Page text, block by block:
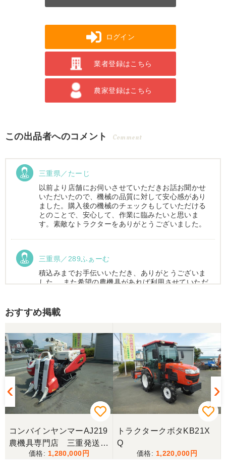
ログイン
業者登録はこちら
農家登録はこちら
この出品者へのコメント Comment
三重県／たーじ
以前より店舗にお伺いさせていただきお話お聞かせ
いただいたので、機械の品質に対して安心感があり
ました。購入後の機械のチェックもしていただける
とのことで、安心して、作業に臨みたいと思いま
す。素敵なトラクターをありがとうございました。
三重県／289ふぁーむ
積込みまでお手伝いいただき、ありがとうございま
した。 また希望の農機具があれば利用させていただ
この度はお世話になりました。また、機会があれば
よろしくお願いします。
三重県／ユウスケ
購入から引き取りまでスムーズでした。ありがとう
ございました。
三重県／
当方の要望に対して、素早く対応していただき感謝
おすすめ掲載
コンバインヤンマーAJ219
農機具専門店 三重発送整
備済み
1,280,000
トラクタークボタKB21X
Q
1,220,000